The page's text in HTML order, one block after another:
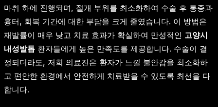
마취 하에 진행되며, 절개 부위를 최소화하여 수술 후 통증과
흉터, 회복 기간에 대한 부담을 크게 줄였습니다. 이 방법은
재발률이 매우 낮고 치료 효과가 확실하여 만성적인 고양시
내성발톱 환자들에게 높은 만족도를 제공합니다. 수술이 결
정되더라도, 저희 의료진은 환자가 느낄 불안감을 최소화하
고 편안한 환경에서 안전하게 치료받을 수 있도록 최선을 다
합니다.